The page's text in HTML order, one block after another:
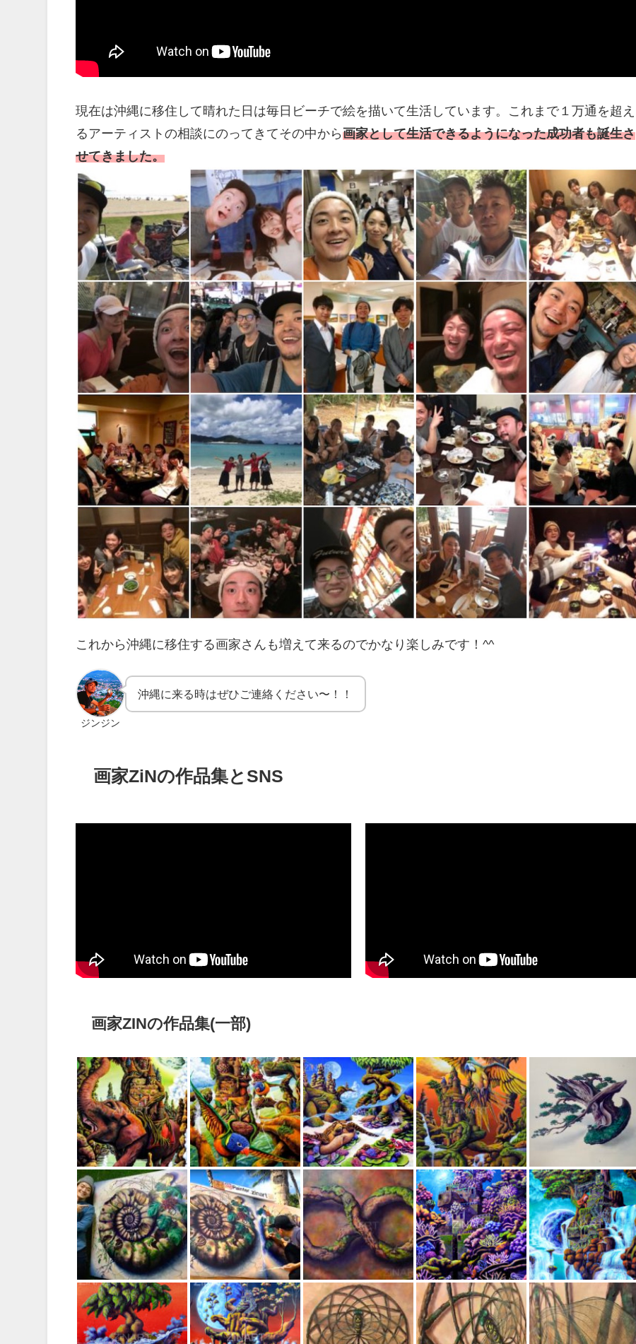
現在は沖縄に移住して晴れた日は毎日ビーチで絵を描いて生活しています。これまで１万通を超え
るアーティストの相談にのってきてその中から画家として生活できるようになった成功者も誕生さ
せてきました。
これから沖縄に移住する画家さんも増えて来るのでかなり楽しみです！^^
ジンジン
沖縄に来る時はぜひご連絡ください〜！！
画家ZiNの作品集とSNS
画家ZINの作品集(一部)